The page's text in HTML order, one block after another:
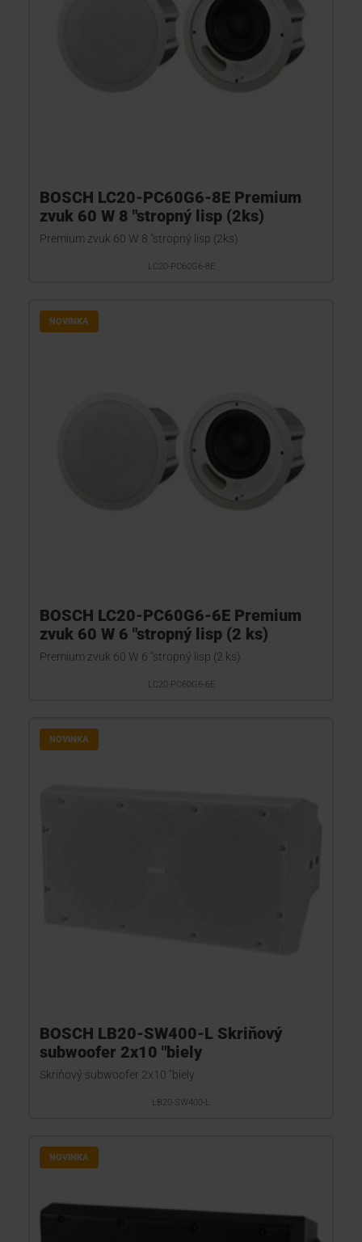
BOSCH LC20-PC60G6-8E Premium
zvuk 60 W 8 "stropný lisp (2ks)
Premium zvuk 60 W 8 "stropný lisp (2ks)
LC20-PC60G6-8E
NOVINKA
BOSCH LC20-PC60G6-6E Premium
zvuk 60 W 6 "stropný lisp (2 ks)
Premium zvuk 60 W 6 "stropný lisp (2 ks)
LC20-PC60G6-6E
NOVINKA
BOSCH LB20-SW400-L Skriňový
subwoofer 2x10 "biely
Skriňový subwoofer 2x10 "biely
LB20-SW400-L
NOVINKA